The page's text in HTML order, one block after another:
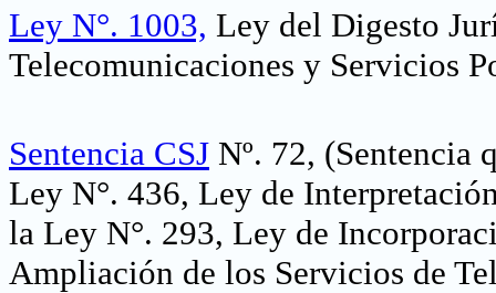
Ley N°. 1003, Ley del Digesto
Telecomunicaciones y Servicios
Sentencia CSJ Nº. 72, (Sentencia
Ley N°. 436, Ley de
la Ley N°. 293, Ley de
Ampliación de los Servicios de